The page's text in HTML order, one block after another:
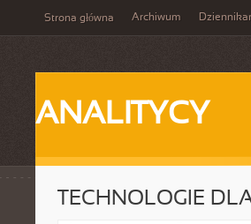
Strona główna Archiwum
ANALITYCY
TECHNOLOGIE